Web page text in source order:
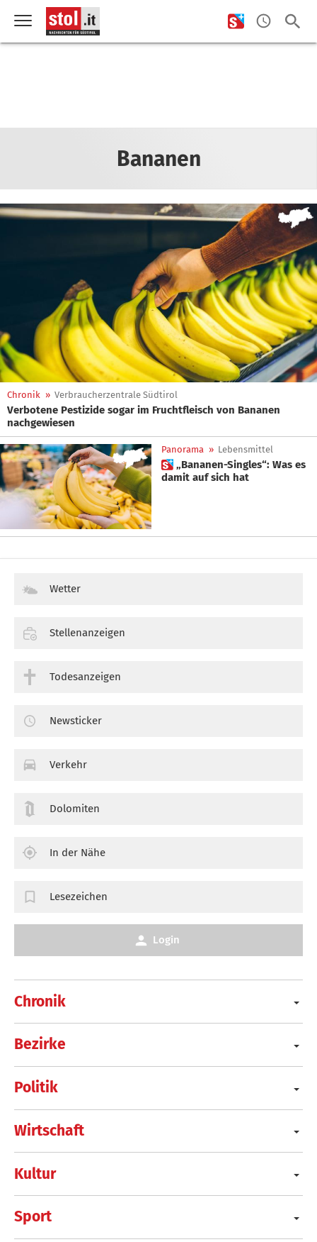
Bananen
Chronik » Verbraucherzentrale Südtirol
Verbotene Pestizide sogar im Fruchtfleisch von Bananen
nachgewiesen
Panorama » Lebensmittel
 „Bananen-Singles“: Was es
damit auf sich hat
Chronik
Bezirke
Politik
Wirtschaft
Kultur
Sport
Wetter
Stellenanzeigen
Todesanzeigen
Newsticker
Verkehr
Dolomiten
In der Nähe
Lesezeichen
Login